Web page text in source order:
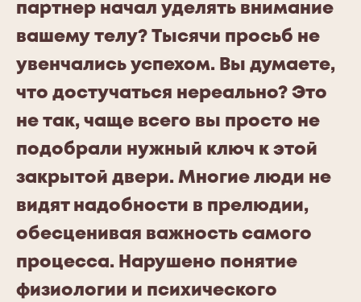
партнер начал уделять внимание
вашему телу? Тысячи просьб не
увенчались успехом. Вы думаете,
что достучаться нереально? Это
не так, чаще всего вы просто не
подобрали нужный ключ к этой
закрытой двери. Многие люди не
видят надобности в прелюдии,
обесценивая важность самого
процесса. Нарушено понятие
физиологии и психического